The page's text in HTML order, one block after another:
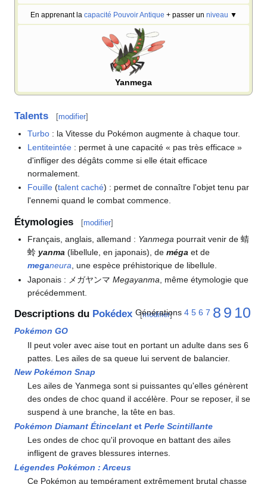
En apprenant la capacité Pouvoir Antique + passer un niveau ▼
Yanmega
Talents [modifier]
Turbo : la Vitesse du Pokémon augmente à chaque tour.
Lentiteintée : permet à une capacité « pas très efficace »
d'infliger des dégâts comme si elle était efficace
normalement.
Fouille (talent caché) : permet de connaître l'objet tenu par
l'ennemi quand le combat commence.
Étymologies [modifier]
Français, anglais, allemand : Yanmega pourrait venir de 蜻
蛉 yanma (libellule, en japonais), deméga et de
meganeura , une espèce préhistorique de libellule.
Japonais : メガヤンマMegayanma , même étymologie que
précédemment.
Descriptions du Pokédex [modifier]
Générations 4 5 6 7 8 9 10
Pokémon GO
Il peut voler avec aise tout en portant un adulte dans ses 6
pattes. Les ailes de sa queue lui servent de balancier.
New Pokémon Snap
Les ailes de Yanmega sont si puissantes qu'elles génèrent
des ondes de choc quand il accélère. Pour se reposer, il se
suspend à une branche, la tête en bas.
Pokémon Diamant Étincelant et Perle Scintillante
Les ondes de choc qu'il provoque en battant des ailes
infligent de graves blessures internes.
Légendes Pokémon : Arceus
Ce Pokémon au tempérament extrêmement brutal chasse